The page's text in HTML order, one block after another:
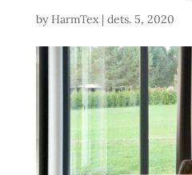
by HarmTex| dets. 5, 2020